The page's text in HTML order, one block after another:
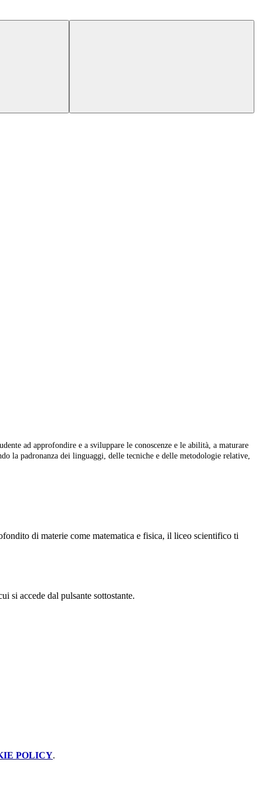
ad approfondire e a sviluppare le conoscenze e le abilità, a maturare
la padronanza dei linguaggi, delle tecniche e delle metodologie relative,
di materie come matematica e fisica, il liceo scientifico ti
si accede dal pulsante sottostante.
POLICY.